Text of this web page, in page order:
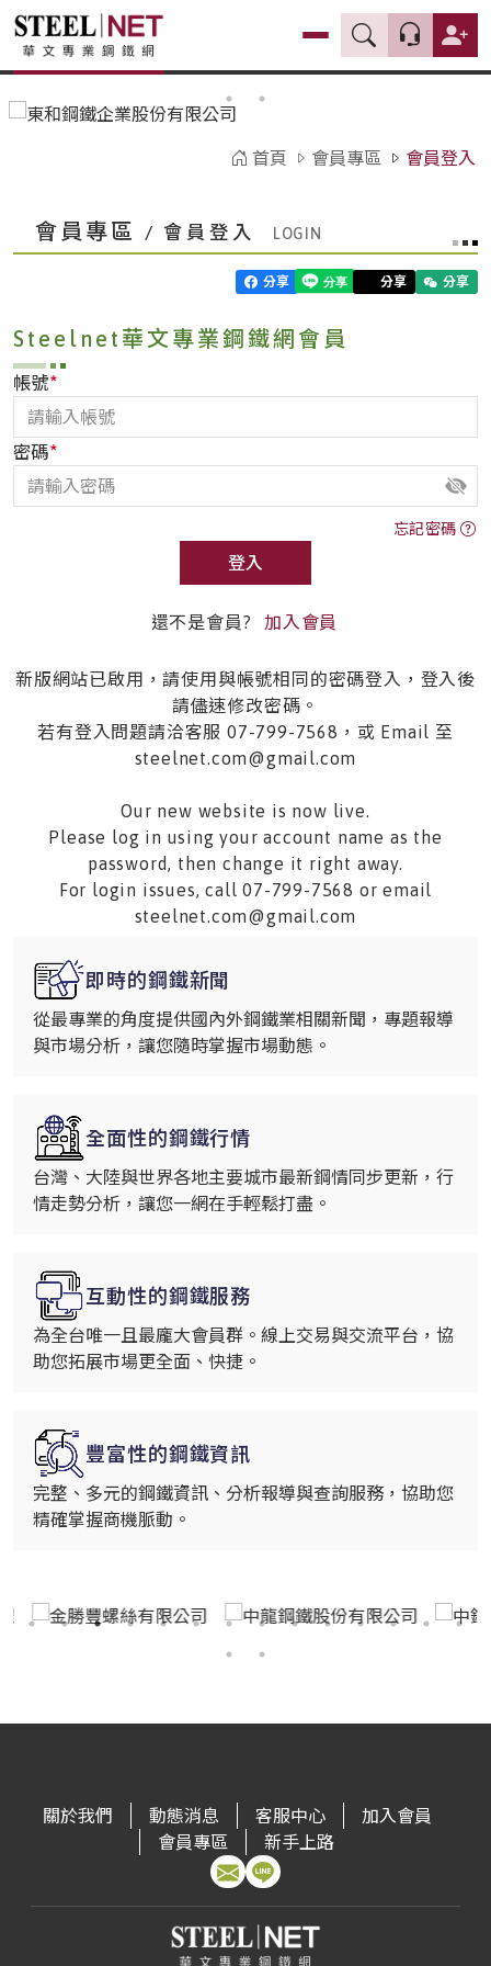
首頁 會員專區 會員登入
會員專區 / 會員登入
分享 分享 分享
Steelnet華文專業鋼鐵網會員
帳號*
密碼*
忘記密碼
登入
還不是會員? 加入會員
新版網站已啟用，請使用與帳號相同的密碼登入，登入後
請儘速修改密碼。
若有登入問題請洽客服 07-799-7568，或 Email 至
steelnet.com@gmail.com
Our new website is now live.
Please log in using your account name as the
password, then change it right away.
For login issues, call 07-799-7568 or email
steelnet.com@gmail.com
即時的鋼鐵新聞
從最專業的角度提供國內外鋼鐵業相關新聞，專題報導
與市場分析，讓您隨時掌握市場動態。
全面性的鋼鐵行情
台灣、大陸與世界各地主要城市最新鋼情同步更新，行
情走勢分析，讓您一網在手輕鬆打盡。
互動性的鋼鐵服務
為全台唯一且最龐大會員群。線上交易與交流平台，協
助您拓展市場更全面、快捷。
豐富性的鋼鐵資訊
完整、多元的鋼鐵資訊、分析報導與查詢服務，協助您
精確掌握商機脈動。
關於我們 動態消息 客服中心
加入會員
會員專區
新手上路